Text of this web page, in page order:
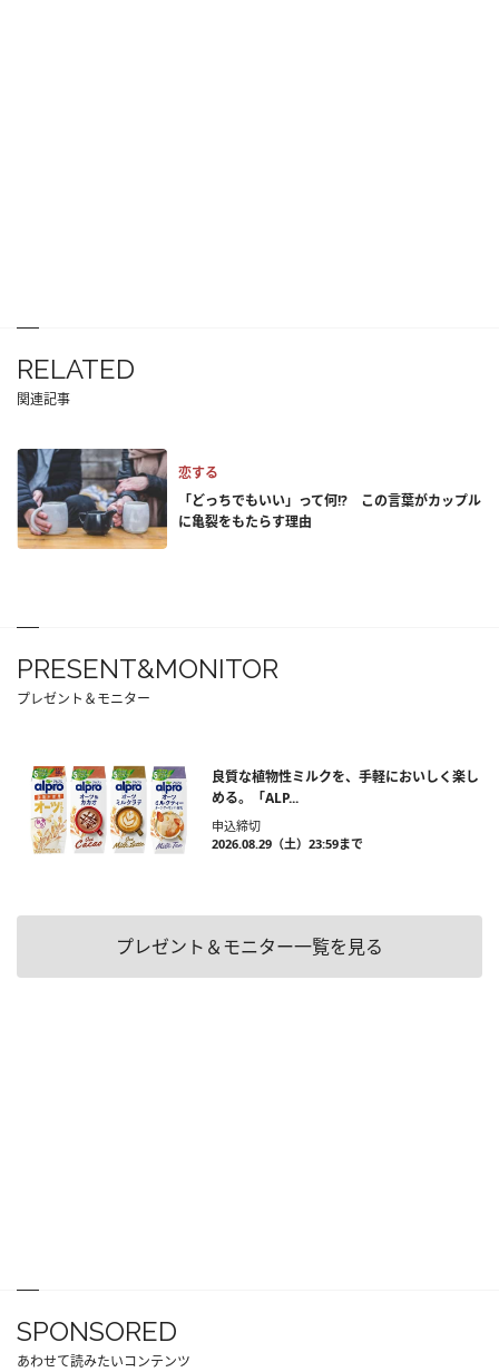
RELATED
関連記事
恋する
「どっちでもいい」って何!? この言葉がカップル
に亀裂をもたらす理由
PRESENT&MONITOR
プレゼント＆モニター
良質な植物性ミルクを、手軽においしく楽し
める。「ALP...
申込締切
2026.08.29（土）23:59まで
プレゼント＆モニター一覧を見る
SPONSORED
あわせて読みたいコンテンツ